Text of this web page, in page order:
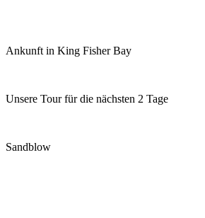
Ankunft in King Fisher Bay
Unsere Tour für die nächsten 2 Tage
Sandblow